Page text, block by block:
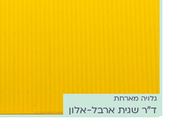
גלויה מארחת
ד"ר שגית ארבל-אלון